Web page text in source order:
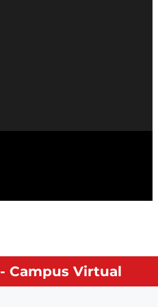
Campus Virtual